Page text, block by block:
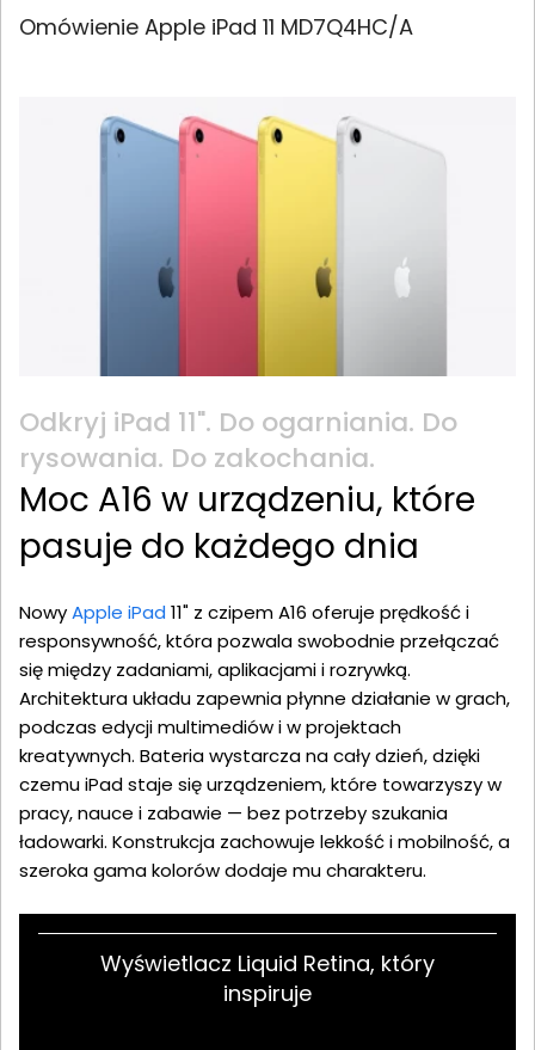
Omówienie Apple iPad 11 MD7Q4HC/A
Odkryj iPad 11". Do ogarniania. Do
rysowania. Do zakochania.
Moc A16 w urządzeniu, które
pasuje do każdego dnia
NowyApple iPad 11" z czipem A16 oferuje prędkość i
responsywność, która pozwala swobodnie przełączać
się między zadaniami, aplikacjami i rozrywką.
Architektura układu zapewnia płynne działanie w grach,
podczas edycji multimediów i w projektach
kreatywnych. Bateria wystarcza na cały dzień, dzięki
czemu iPad staje się urządzeniem, które towarzyszy w
pracy, nauce i zabawie — bez potrzeby szukania
ładowarki. Konstrukcja zachowuje lekkość i mobilność, a
szeroka gama kolorów dodaje mu charakteru.
Wyświetlacz Liquid Retina, który
inspiruje